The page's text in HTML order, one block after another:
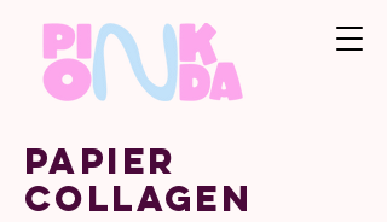
Papier
Collagen